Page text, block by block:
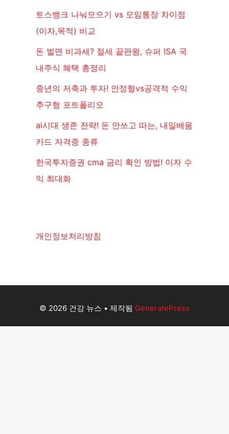
토스뱅크 나눠모으기 vs 모임통장 차이점
(이자,목적) 비교
돈 벌면 비과세? 절세 끝판왕, 슈퍼 ISA 국
내주식 혜택 총정리
중년의 저축과 투자! 안정형vs공격적 수익
추구형 포트폴리오
ai시대 생존 전략! 돈 안쓰고 따는, 내일배움
카드 자격증 종류
한국투자증권 cma 금리 확인 방법! 이자 수
익 최대화
개인정보처리방침
© 2026 건강 뉴스 • 제작됨 GeneratePress